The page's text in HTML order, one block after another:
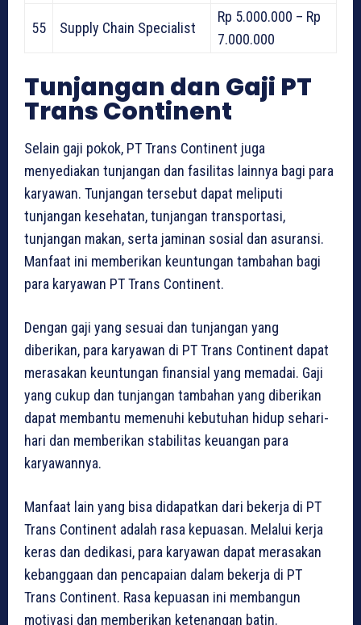
55 Supply Chain Specialist
Rp 5.000.000 – Rp
7.000.000
Tunjangan dan Gaji PT
Trans Continent
Selain gaji pokok, PT Trans Continent juga
menyediakan tunjangan dan fasilitas lainnya bagi para
karyawan. Tunjangan tersebut dapat meliputi
tunjangan kesehatan, tunjangan transportasi,
tunjangan makan, serta jaminan sosial dan asuransi.
Manfaat ini memberikan keuntungan tambahan bagi
para karyawan PT Trans Continent.
Dengan gaji yang sesuai dan tunjangan yang
diberikan, para karyawan di PT Trans Continent dapat
merasakan keuntungan finansial yang memadai. Gaji
yang cukup dan tunjangan tambahan yang diberikan
dapat membantu memenuhi kebutuhan hidup sehari-
hari dan memberikan stabilitas keuangan para
karyawannya.
Manfaat lain yang bisa didapatkan dari bekerja di PT
Trans Continent adalah rasa kepuasan. Melalui kerja
keras dan dedikasi, para karyawan dapat merasakan
kebanggaan dan pencapaian dalam bekerja di PT
Trans Continent. Rasa kepuasan ini membangun
motivasi dan memberikan ketenangan batin.